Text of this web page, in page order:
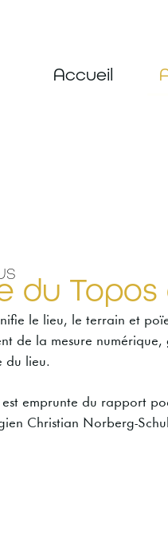
Accueil
du
le lieu, le terrain et
de la mesure
du lieu.
emprunte du rapport
Christian Norberg-